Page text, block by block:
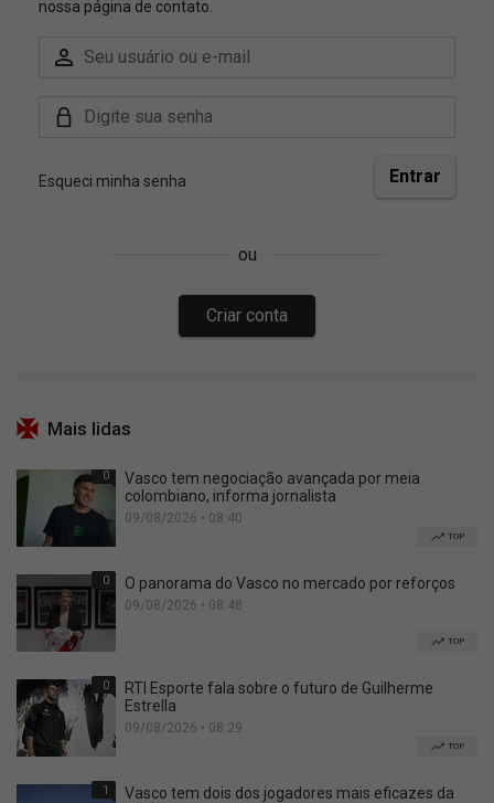
Mais lidas
0
Vasco tem negociação avançada por meia
colombiano, informa jornalista
09/08/2026 • 08:40
TOP
0 O panorama do Vasco no mercado por reforços
09/08/2026 • 08:48
TOP
0
RTI Esporte fala sobre o futuro de Guilherme
Estrella
09/08/2026 • 08:29
TOP
1
Vasco tem dois dos jogadores mais eficazes da